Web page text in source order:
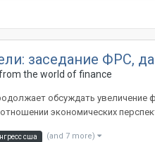
заседание ФРС,
the world of finance
обсуждать
экономических
сша (and 7 more)